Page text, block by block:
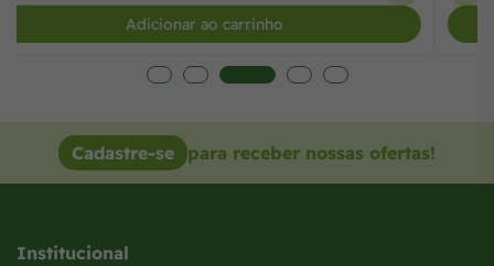
Adicionar ao carrinho
Cadastre-se para receber nossas ofertas!
Institucional